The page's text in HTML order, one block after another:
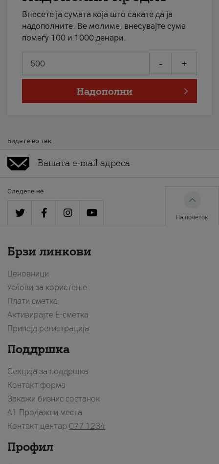
Внесете ја сумата која што сакате да ја
надополните. Ве молиме, внесувајте сума
помеѓу 100 и 1000 денари.
- +
Надополни
Бидете во тек
Следете нè
На почеток
Брзи линкови
Ценовници
Услови за користење
Плати сметка
Активирајте Е-сметка
Припејд регистрација
Поддршка
Секција за поддршка
Контакт форма
Закажи бизнис состанок
A1 Продажни места
Контакт центар 077 1234
Профил